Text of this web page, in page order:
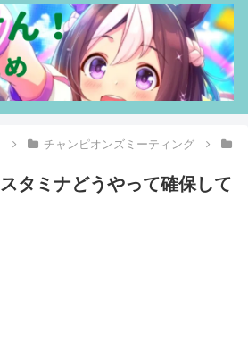
チャンピオンズミーティング
タミナどうやって確保して